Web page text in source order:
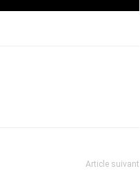
Article suivant